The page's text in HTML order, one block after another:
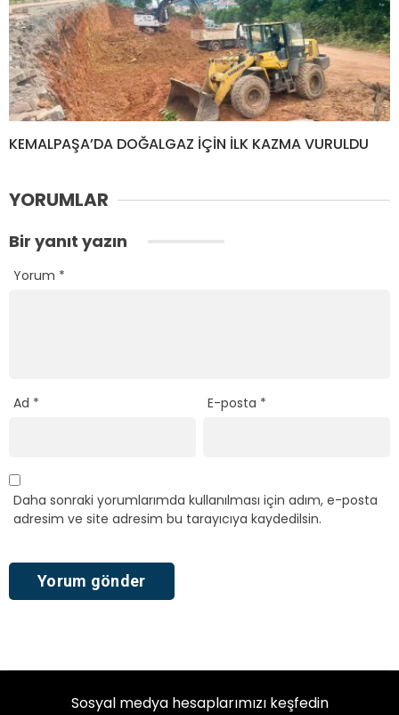
KEMALPAŞA’DA DOĞALGAZ İÇİN İLK KAZMA VURULDU
YORUMLAR
Bir yanıt yazın
Yorum *
Ad * E-posta *
Daha sonraki yorumlarımda kullanılması için adım, e-posta
adresim ve site adresim bu tarayıcıya kaydedilsin.
Sosyal medya hesaplarımızı keşfedin